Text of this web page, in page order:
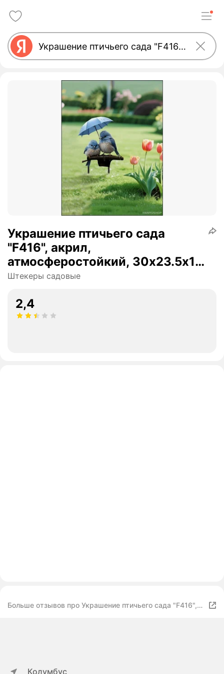
Украшение птичьего сада
"F416", акрил,
атмосферостойкий, 30х23.5х1
см 2шт.
Штекеры садовые
2,4
Больше отзывов про Украшение птичьего сада "F416",
Колумбус